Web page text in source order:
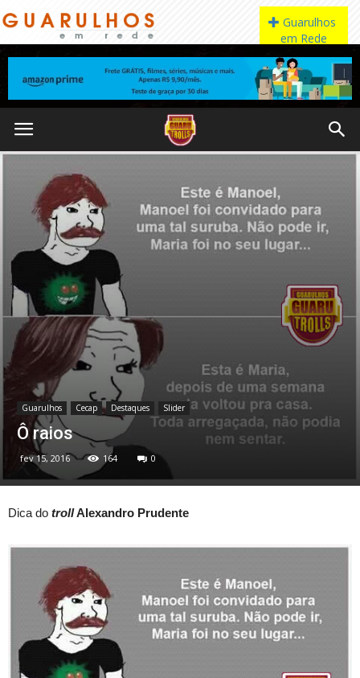
Guarulhos Cecap Destaques Slider
Ô raios
fev 15, 2016 164 0
Dica do trollAlexandro Prudente‎